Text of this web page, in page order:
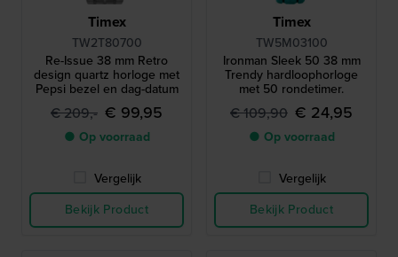
Timex
TW2T80700
Re-Issue 38 mm Retro
design quartz horloge met
Pepsi bezel en dag-datum
€ 209,- € 99,95
● Op voorraad
Vergelijk
Bekijk Product
Timex
TW5M03100
Ironman Sleek 50 38 mm
Trendy hardloophorloge
met 50 rondetimer.
€ 109,90 € 24,95
● Op voorraad
Vergelijk
Bekijk Product